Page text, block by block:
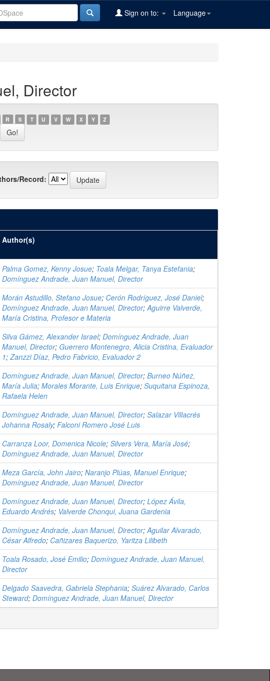
Language
Sign on to:
Director
R S T U V W X Y Z
Record:
Author(s)
Palma Gomez, Kenny Josue; Toala Melgar, Tanya Estefania;
Domínguez Andrade, Juan Manuel, Director
Morán Astudillo, Stefano Josue; Cerón Rodríguez, José Daniel;
Domínguez Andrade, Juan Manuel, Director;Aguirre Valverde,
María Cristina, Profesor e Materia
Silva Gámez, Alexander Israel; Domínguez Andrade, Juan
Manuel, Director; Guerrero Montenegro, Alicia Cristina, Evaluador
1;Zanzzi Díaz, Pedro Fabricio, Evaluador 2
Domínguez Andrade, Juan Manuel, Director; Burneo Núñez,
María Julia; Morales Morante, Luis Enrique; Suquitana Espinoza,
Rafaela Helen
Domínguez Andrade, Juan Manuel, Director; Salazar Villacrés
Johanna Rosaly; Falconi Romero José Luis
Carranza Loor, Domenica Nicole; Silvers Vera, María José;
Domínguez Andrade, Juan Manuel, Director
Meza García, John Jairo; Naranjo Plúas, Manuel Enrique;
Domínguez Andrade, Juan Manuel, Director
Domínguez Andrade, Juan Manuel, Director; López Ávila,
Eduardo Andrés; Valverde Chonqui, Juana Gardenia
Domínguez Andrade, Juan Manuel, Director;Aguilar Alvarado,
César Alfredo; Cañizares Baquerizo, Yaritza Lilibeth
Toala Rosado, José Emilio; Domínguez Andrade, Juan Manuel,
Director
Delgado Saavedra, Gabriela Stephania; Suárez Alvarado, Carlos
Steward; Domínguez Andrade, Juan Manuel, Director